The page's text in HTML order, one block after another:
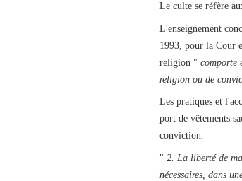
Le culte se réfère
L'enseignement
1993, pour la Cour
religion " comporte
religion ou de
Les pratiques et
port de vêtements
conviction.
" 2. La liberté de
nécessaires, dans